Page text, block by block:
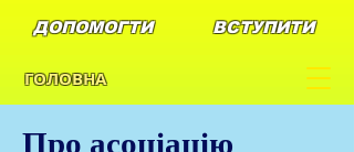
ГОЛОВНА
ДОПОМОГТИ ВСТУПИТИ
Про асоціацію